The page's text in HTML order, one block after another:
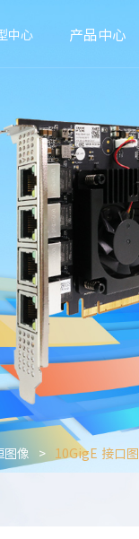
中心 产品中心
图像 > 10GigE 接口